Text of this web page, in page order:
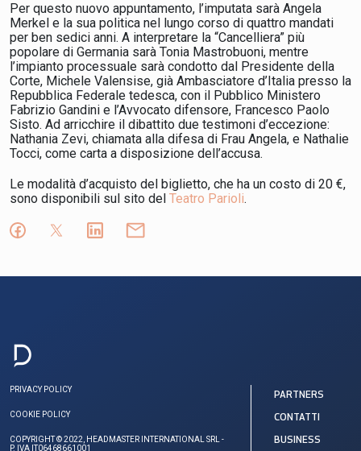
Per questo nuovo appuntamento, l’imputata sarà Angela
Merkel e la sua politica nel lungo corso di quattro mandati
per ben sedici anni. A interpretare la “Cancelliera” più
popolare di Germania sarà Tonia Mastrobuoni, mentre
l’impianto processuale sarà condotto dal Presidente della
Corte, Michele Valensise, già Ambasciatore d’Italia presso la
Repubblica Federale tedesca, con il Pubblico Ministero
Fabrizio Gandini e l’Avvocato difensore, Francesco Paolo
Sisto. Ad arricchire il dibattito due testimoni d’eccezione:
Nathania Zevi, chiamata alla difesa di Frau Angela, e Nathalie
Tocci, come carta a disposizione dell’accusa.
Le modalità d’acquisto del biglietto, che ha un costo di 20 €,
sono disponibili sul sito del Teatro Parioli.
PRIVACY POLICY
COOKIE POLICY
COPYRIGHT © 2022, HEADMASTER INTERNATIONAL SRL -
P. IVA IT06468661001
PARTNERS
CONTATTI
BUSINESS